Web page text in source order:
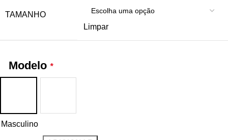
TAMANHO
Limpar
Modelo *
Masculino